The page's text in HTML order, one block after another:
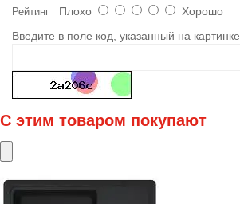
Рейтинг Плохо
Хорошо
Введите в поле код, указанный на картинке
С этим товаром покупают